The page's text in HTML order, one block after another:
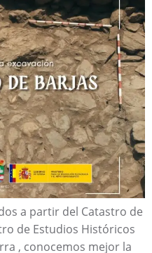
a partir del Catastro de
de Estudios Históricos
, conocemos mejor la